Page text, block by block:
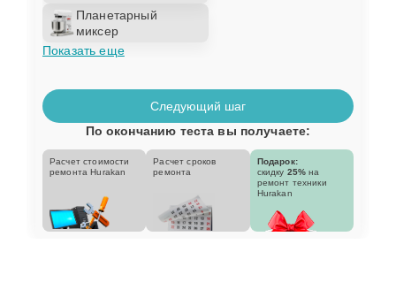
Планетарный
миксер
Показать еще
Следующий шаг
По окончанию теста вы получаете:
Расчет стоимости
ремонта Hurakan
Расчет сроков
ремонта
Подарок:
скидку 25% на
ремонт техники
Hurakan